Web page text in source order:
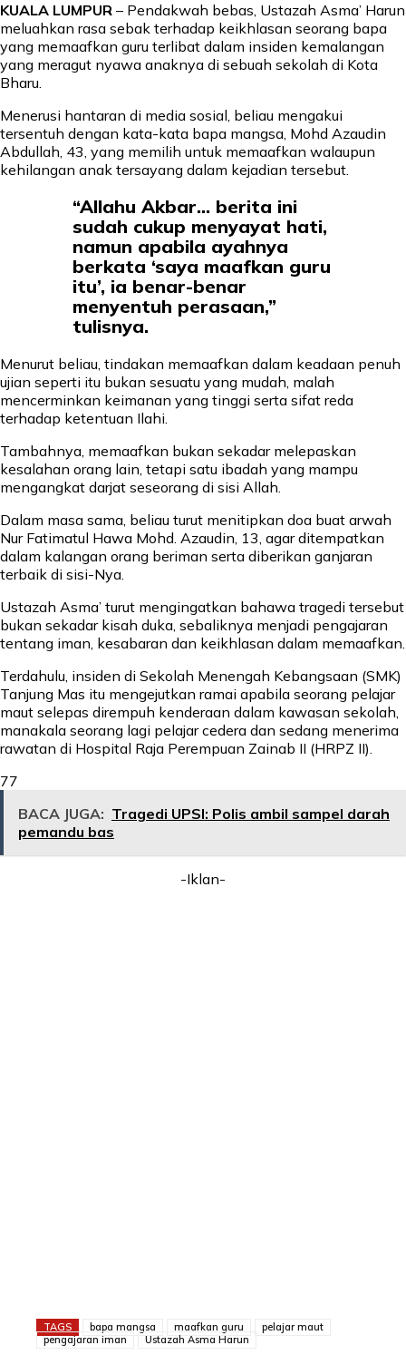
KUALA LUMPUR – Pendakwah bebas, Ustazah Asma’ Harun
meluahkan rasa sebak terhadap keikhlasan seorang bapa
yang memaafkan guru terlibat dalam insiden kemalangan
yang meragut nyawa anaknya di sebuah sekolah di Kota
Bharu.
Menerusi hantaran di media sosial, beliau mengakui
tersentuh dengan kata-kata bapa mangsa, Mohd Azaudin
Abdullah, 43, yang memilih untuk memaafkan walaupun
kehilangan anak tersayang dalam kejadian tersebut.
“Allahu Akbar… berita ini
sudah cukup menyayat hati,
namun apabila ayahnya
berkata ‘saya maafkan guru
itu’, ia benar-benar
menyentuh perasaan,”
tulisnya.
Menurut beliau, tindakan memaafkan dalam keadaan penuh
ujian seperti itu bukan sesuatu yang mudah, malah
mencerminkan keimanan yang tinggi serta sifat reda
terhadap ketentuan Ilahi.
Tambahnya, memaafkan bukan sekadar melepaskan
kesalahan orang lain, tetapi satu ibadah yang mampu
mengangkat darjat seseorang di sisi Allah.
Dalam masa sama, beliau turut menitipkan doa buat arwah
Nur Fatimatul Hawa Mohd. Azaudin, 13, agar ditempatkan
dalam kalangan orang beriman serta diberikan ganjaran
terbaik di sisi-Nya.
Ustazah Asma’ turut mengingatkan bahawa tragedi tersebut
bukan sekadar kisah duka, sebaliknya menjadi pengajaran
tentang iman, kesabaran dan keikhlasan dalam memaafkan.
Terdahulu, insiden di Sekolah Menengah Kebangsaan (SMK)
Tanjung Mas itu mengejutkan ramai apabila seorang pelajar
maut selepas dirempuh kenderaan dalam kawasan sekolah,
manakala seorang lagi pelajar cedera dan sedang menerima
rawatan di Hospital Raja Perempuan Zainab II (HRPZ II).
77
BACA JUGA: Tragedi UPSI: Polis ambil sampel darah
pemandu bas
-Iklan-
TAGS bapa mangsa maafkan guru
pelajar maut
pengajaran iman
Ustazah Asma Harun